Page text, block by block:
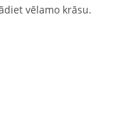
vēlamo krāsu.